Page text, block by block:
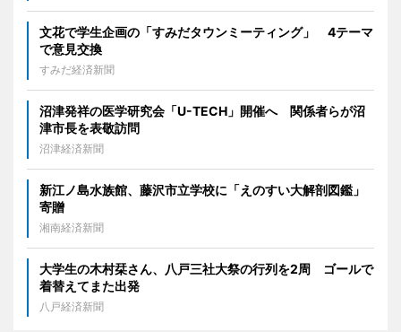
文花で学生企画の「すみだタウンミーティング」 4テーマ
で意見交換
すみだ経済新聞
沼津発祥の医学研究会「U-TECH」開催へ 関係者らが沼
津市長を表敬訪問
沼津経済新聞
新江ノ島水族館、藤沢市立学校に「えのすい大解剖図鑑」
寄贈
湘南経済新聞
大学生の木村栞さん、八戸三社大祭の行列を2周 ゴールで
着替えてまた出発
八戸経済新聞